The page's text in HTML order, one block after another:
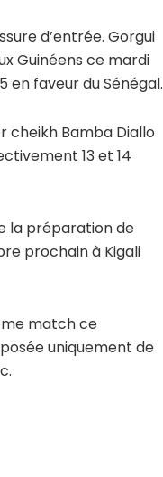
d’entrée. Gorgui
Guinéens ce mardi
en faveur du Sénégal.
cheikh Bamba Diallo
13 et 14
la préparation de
prochain à Kigali
match ce
uniquement de